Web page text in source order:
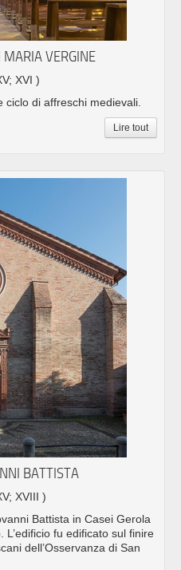
VERGINE
XVI )
ciclo di affreschi medievali.
Lire tout
BATTISTA
XVIII )
Battista in Casei Gerola
fu edificato sul finire
dell’Osservanza di San